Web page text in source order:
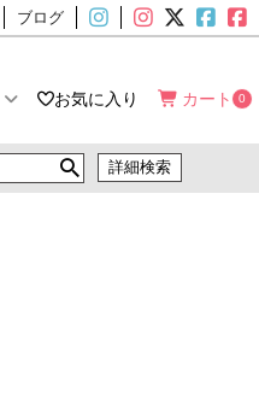
ブログ
お気に入り カート 0
詳細検索